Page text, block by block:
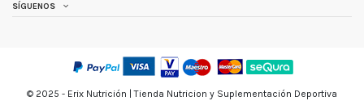
SÍGUENOS
© 2025 - Erix Nutrición | Tienda Nutricion y Suplementación Deportiva